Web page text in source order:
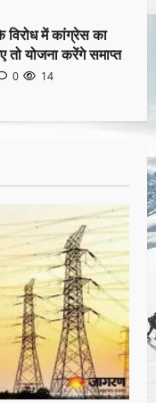
विरोध में कांग्रेस का
तो योजना करेंगे समाप्त
0 14